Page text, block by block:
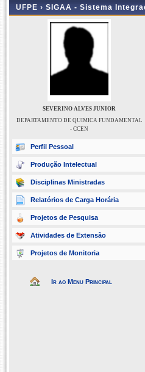
UFPE › SIGAA - Sistema
SEVERINO ALVES JUNIOR
DEPARTAMENTO DE QUIMICA FUNDAMENTAL
- CCEN
Perfil Pessoal
Produção Intelectual
Disciplinas Ministradas
Relatórios de Carga Horária
Projetos de Pesquisa
Atividades de Extensão
Projetos de Monitoria
Ir ao Menu Principal